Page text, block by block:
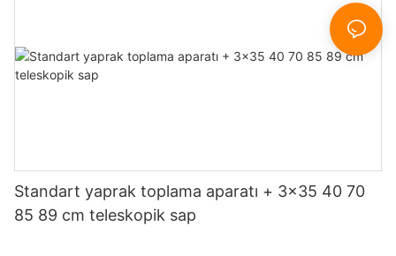
Standart yaprak toplama aparatı + 3x35 40 70
85 89 cm teleskopik sap